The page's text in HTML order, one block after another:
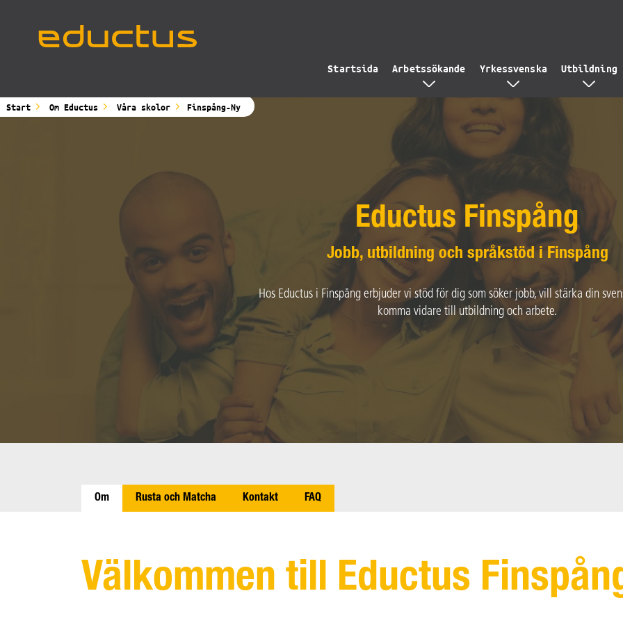
Main Navigation
Startsida Arbetssökande Yrkessvenska Utbildning
Start Om Eductus Våra skolor Finspång-Ny
Eductus Finspång
Jobb, utbildning och språkstöd i Finspång
Hos Eductus i Finspång erbjuder vi stöd för dig som söker jobb, vill stärka din
komma vidare till utbildning och arbete.
Om Rusta och Matcha Kontakt FAQ
Välkommen till Eductus